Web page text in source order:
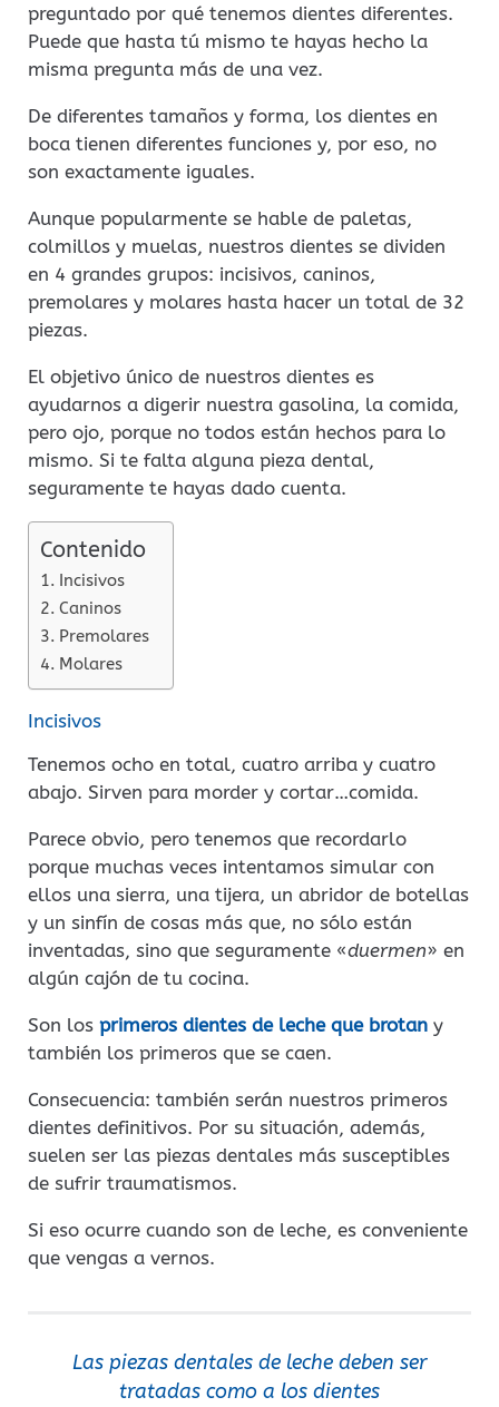
preguntado por qué tenemos dientes diferentes.
Puede que hasta tú mismo te hayas hecho la
misma pregunta más de una vez.
De diferentes tamaños y forma, los dientes en
boca tienen diferentes funciones y, por eso, no
son exactamente iguales.
Aunque popularmente se hable de paletas,
colmillos y muelas, nuestros dientes se dividen
en 4 grandes grupos: incisivos, caninos,
premolares y molares hasta hacer un total de 32
piezas.
El objetivo único de nuestros dientes es
ayudarnos a digerir nuestra gasolina, la comida,
pero ojo, porque no todos están hechos para lo
mismo. Si te falta alguna pieza dental,
seguramente te hayas dado cuenta.
Contenido
Incisivos
Caninos
Premolares
Molares
Incisivos
Tenemos ocho en total, cuatro arriba y cuatro
abajo. Sirven para morder y cortar…comida.
Parece obvio, pero tenemos que recordarlo
porque muchas veces intentamos simular con
ellos una sierra, una tijera, un abridor de botellas
y un sinfín de cosas más que, no sólo están
inventadas, sino que seguramente «duermen» en
algún cajón de tu cocina.
Son los primeros dientes de leche que brotan y
también los primeros que se caen.
Consecuencia: también serán nuestros primeros
dientes definitivos. Por su situación, además,
suelen ser las piezas dentales más susceptibles
de sufrir traumatismos.
Si eso ocurre cuando son de leche, es conveniente
que vengas a vernos.
Las piezas dentales de leche deben ser
tratadas como a los dientes